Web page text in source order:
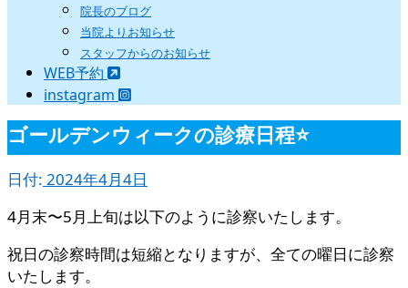
院長のブログ
当院よりお知らせ
スタッフからのお知らせ
WEB予約
instagram
ゴールデンウィークの診療日程⭐️
日付: 2024年4月4日
4月末〜5月上旬は以下のように診察いたします。
祝日の診察時間は短縮となりますが、全ての曜日に診察
いたします。